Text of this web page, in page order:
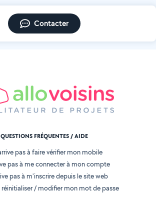
Contacter
QUESTIONS FRÉQUENTES / AIDE
pas à faire vérifier mon mobile
pas à me connecter à mon compte
pas à m'inscrire depuis le site web
/ modifier mon mot de passe